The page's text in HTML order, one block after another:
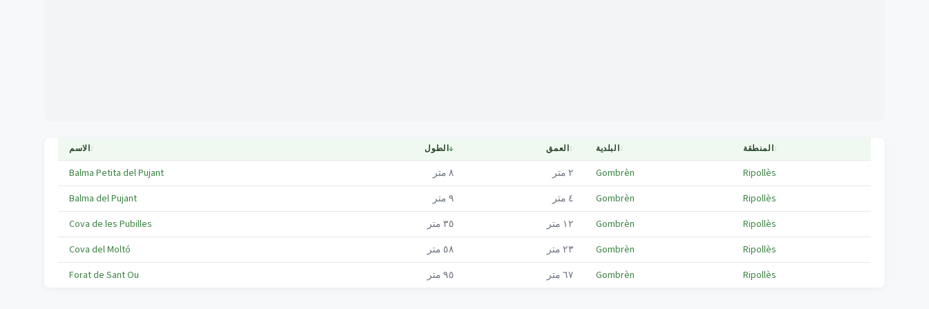
الاسم↕ الطول↓ العمق↕ البلدية↕ المنطقة↕
Balma Petita del Pujant ٨ متر ٢ متر Gombrèn
Ripollès
Balma del Pujant
٩ متر ٤ متر Gombrèn
Ripollès
Cova de les Pubilles
٣٥ متر ١٢ متر Gombrèn
Ripollès
Cova del Moltó
٥٨ متر ٢٣ متر Gombrèn
Ripollès
Forat de Sant Ou
٩٥ متر ٦٧ متر Gombrèn Ripollès